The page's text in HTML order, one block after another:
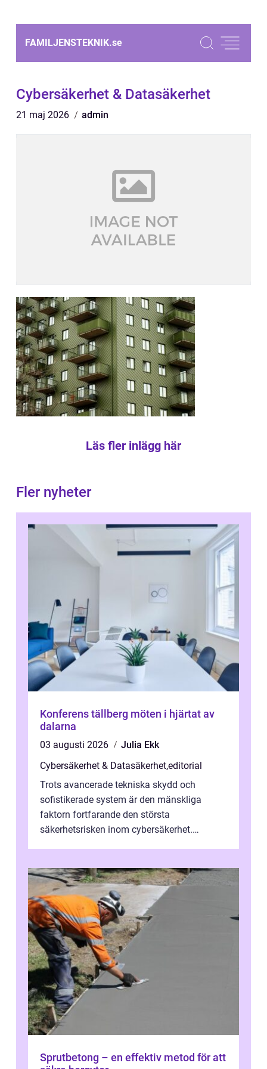
FAMILJENSTEKNIK.se
Cybersäkerhet & Datasäkerhet
21 maj 2026 admin
Läs fler inlägg här
Fler nyheter
Konferens tällberg möten i hjärtat av
dalarna
03 augusti 2026
Julia Ekk
Cybersäkerhet & Datasäkerhet,editorial
Trots avancerade tekniska skydd och
sofistikerade system är den mänskliga
faktorn fortfarande den största
säkerhetsrisken inom cybersäkerhet.
Sprutbetong – en effektiv metod för att